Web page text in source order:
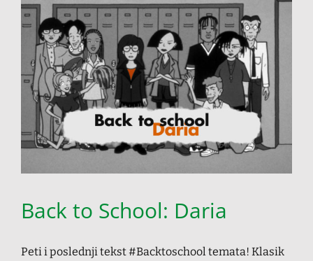
Back to School: Daria
Peti i poslednji tekst #Backtoschool temata! Klasik